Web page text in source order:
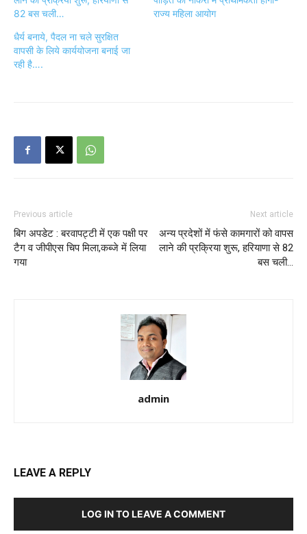
82 बस चली…
राज्य महिला आयोग
धैर्य बनाये, पैदल ना चले सुरक्षित
वापसी के लिये कार्ययोजना बनाई जा
रही है….
Previous article
बिग अपडेट : बरवापट्टी में एक पक्षी पर
टैग व जीपीएस चिप मिला,कब्जे में लिया
गया
Next article
अन्य प्रदेशों में फंसे कामगारों को वापस
लाने की प्रक्रिया शुरू, हरियाणा से 82
बस चली…
admin
LEAVE A REPLY
LOG IN TO LEAVE A COMMENT